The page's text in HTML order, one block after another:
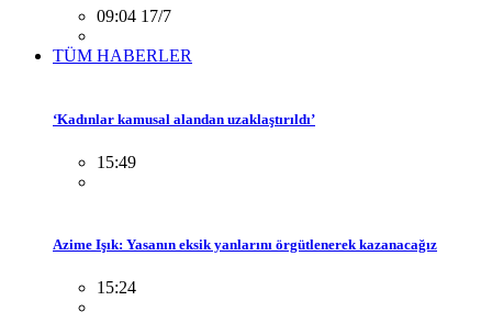
09:04 17/7
TÜM HABERLER
‘Kadınlar kamusal alandan uzaklaştırıldı’
15:49
Azime Işık: Yasanın eksik yanlarını örgütlenerek kazanacağız
15:24